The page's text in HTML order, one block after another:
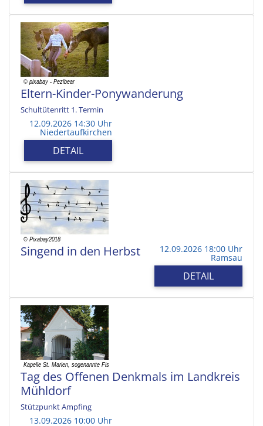
Eltern-Kinder-Ponywanderung
Schultütenritt 1. Termin
12.09.2026 14:30 Uhr
Niedertaufkirchen
DETAIL
Singend in den Herbst 12.09.2026 18:00 Uhr
Ramsau
DETAIL
Tag des Offenen Denkmals im Landkreis
Mühldorf
Stützpunkt Ampfing
13.09.2026 10:00 Uhr